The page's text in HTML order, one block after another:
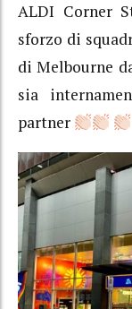
ALDI Corner
sforzo di
di Melbourne
sia
partner